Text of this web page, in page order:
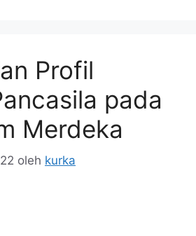
Profil
pada
Merdeka
oleh kurka